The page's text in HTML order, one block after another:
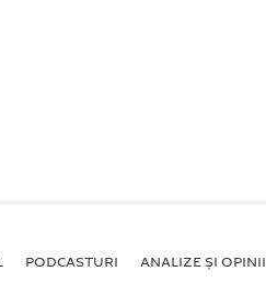
PODCASTURI ANALIZE ȘI OPINII